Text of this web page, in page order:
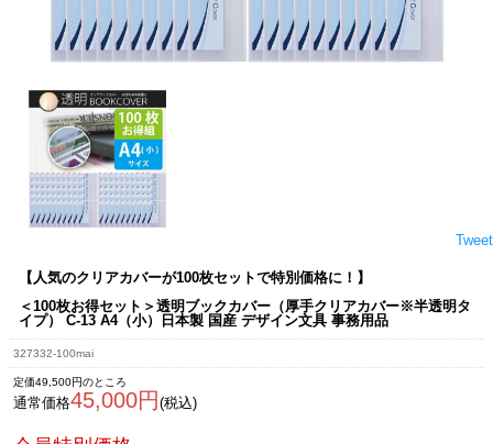
Tweet
【人気のクリアカバーが100枚セットで特別価格に！】
＜100枚お得セット＞透明ブックカバー（厚手クリアカバー※半透明タ
イプ） C-13 A4（小）日本製 国産 デザイン文具 事務用品
327332-100mai
定価49,500円のところ
通常価格45,000円 (税込)